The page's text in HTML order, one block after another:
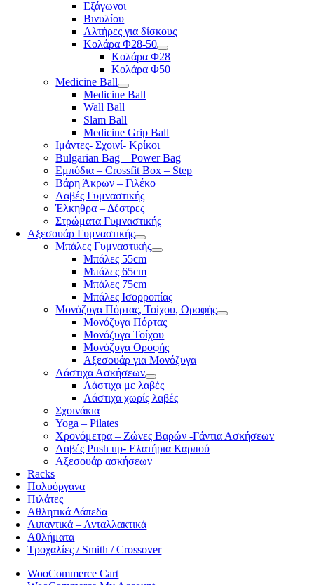
Εξάγωνοι
Βινυλίου
Αλτήρες για δίσκους
Κολάρα Φ28-50
Κολάρα Φ28
Κολάρα Φ50
Medicine Ball
Medicine Ball
Wall Ball
Slam Ball
Medicine Grip Ball
Ιμάντες- Σχοινί- Κρίκοι
Bulgarian Bag – Power Bag
Εμπόδια – Crossfit Box – Step
Βάρη Άκρων – Γιλέκο
Λαβές Γυμναστικής
Έλκηθρα – Δέστρες
Στρώματα Γυμναστικής
Αξεσουάρ Γυμναστικής
Μπάλες Γυμναστικής
Μπάλες 55cm
Μπάλες 65cm
Μπάλες 75cm
Μπάλες Ισορροπίας
Μονόζυγα Πόρτας, Τοίχου, Οροφής
Μονόζυγα Πόρτας
Μονόζυγα Τοίχου
Μονόζυγα Οροφής
Αξεσουάρ για Μονόζυγα
Λάστιχα Ασκήσεων
Λάστιχα με λαβές
Λάστιχα χωρίς λαβές
Σχοινάκια
Yoga – Pilates
Χρονόμετρα – Ζώνες Βαρών -Γάντια Ασκήσεων
Λαβές Push up- Ελατήρια Καρπού
Αξεσουάρ ασκήσεων
Racks
Πολυόργανα
Πιλάτες
Αθλητικά Δάπεδα
Λιπαντικά – Ανταλλακτικά
Αθλήματα
Τροχαλίες / Smith / Crossover
WooCommerce Cart